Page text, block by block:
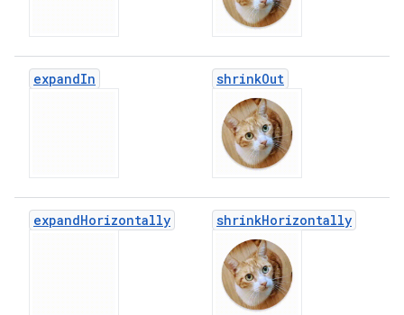
expandIn shrinkOut
expandHorizontally shrinkHorizontally